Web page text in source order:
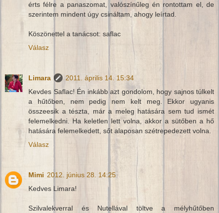
érts félre a panaszomat, valószínűleg én rontottam el, de
szerintem mindent úgy csináltam, ahogy leírtad.
Köszönettel a tanácsot: saflac
Válasz
Limara
2011. április 14. 15:34
Kevdes Saflac! Én inkább azt gondolom, hogy sajnos túlkelt
a hűtőben, nem pedig nem kelt meg. Ekkor ugyanis
összeesik a tészta, már a meleg hatására sem tud ismét
felemelkedni. Ha keletlen lett volna, akkor a sütőben a hő
hatására felemelkedett, sőt alaposan szétrepedezett volna.
Válasz
Mimi 2012. június 28. 14:25
Kedves Limara!
Szilvalekverral és Nutellával töltve a mélyhűtőben